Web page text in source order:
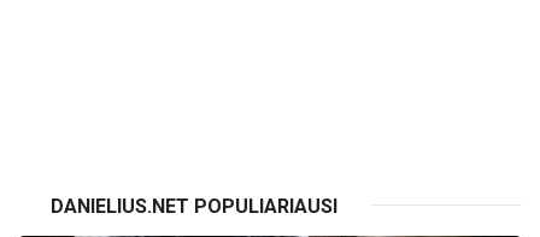
DANIELIUS.NET POPULIARIAUSI